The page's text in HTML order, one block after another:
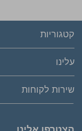
קטגוריות
עלינו
שירות לקוחות